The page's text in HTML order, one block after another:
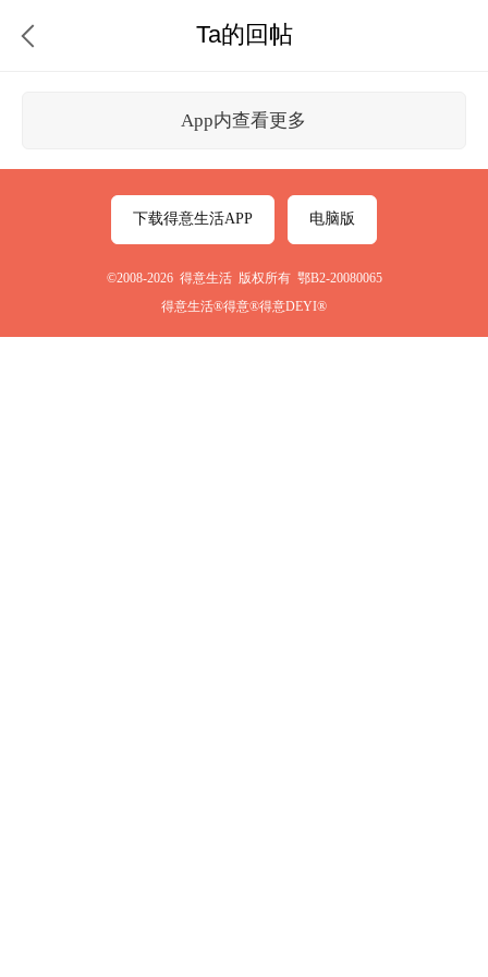
Ta的回帖
App内查看更多
下载得意生活APP 电脑版
©2008-2026 得意生活 版权所有 鄂B2-20080065
得意生活®得意®得意DEYI®